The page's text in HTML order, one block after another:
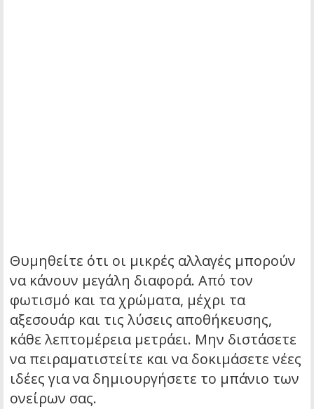
Θυμηθείτε ότι οι μικρές αλλαγές μπορούν
να κάνουν μεγάλη διαφορά. Από τον
φωτισμό και τα χρώματα, μέχρι τα
αξεσουάρ και τις λύσεις αποθήκευσης,
κάθε λεπτομέρεια μετράει. Μην διστάσετε
να πειραματιστείτε και να δοκιμάσετε νέες
ιδέες για να δημιουργήσετε το μπάνιο των
ονείρων σας.